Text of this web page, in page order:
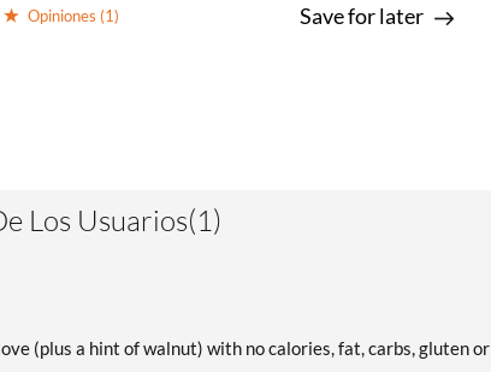
Opiniones (1)
Save for later
Los Usuarios(1)
(plus a hint of walnut) with no calories, fat, carbs, gluten or